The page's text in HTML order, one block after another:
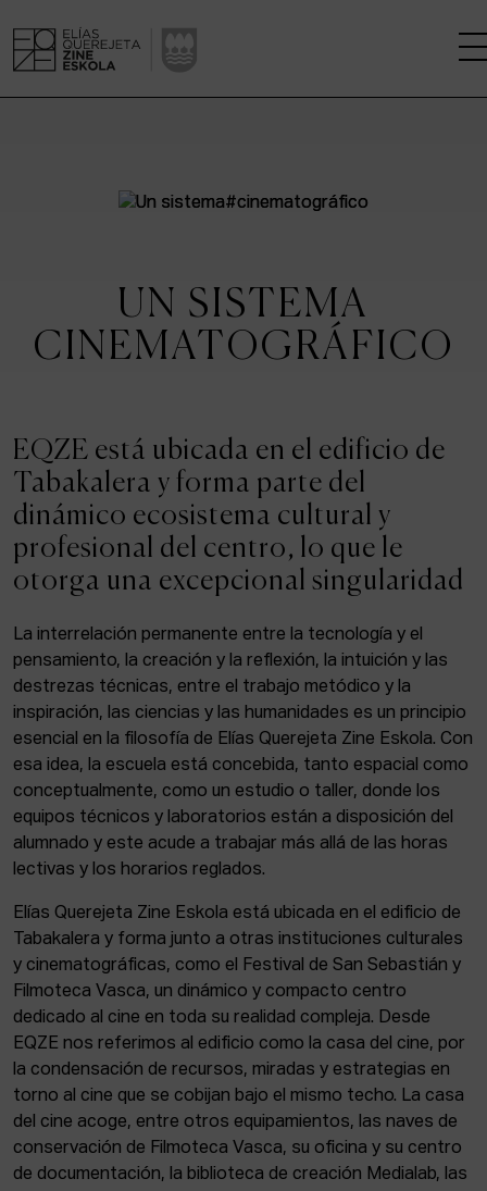
CENTRO DE INVESTIGACIÓN
KINOFABRIKA
LA CASA DEL CINE
ACTUALIDAD
Admisión
Intranet
Facebook Equis Instagram
© Elías Querejeta Zine Eskola 2026
Tabakalera · Andre zigarrogileak plaza, 1
20012 Donostia / San Sebastián
T. 0034 943 545 005
E. info@zine-eskola.eus
UN SISTEMA
CINEMATOGRÁFICO
EQZE está ubicada en el edificio de
Tabakalera y forma parte del
dinámico ecosistema cultural y
profesional del centro, lo que le
otorga una excepcional singularidad
La interrelación permanente entre la tecnología y el
pensamiento, la creación y la reflexión, la intuición y las
destrezas técnicas, entre el trabajo metódico y la
inspiración, las ciencias y las humanidades es un principio
esencial en la filosofía de Elías Querejeta Zine Eskola. Con
esa idea, la escuela está concebida, tanto espacial como
conceptualmente, como un estudio o taller, donde los
equipos técnicos y laboratorios están a disposición del
alumnado y este acude a trabajar más allá de las horas
lectivas y los horarios reglados.
Elías Querejeta Zine Eskola está ubicada en el edificio de
Tabakalera y forma junto a otras instituciones culturales
y cinematográficas, como el Festival de San Sebastián y
Filmoteca Vasca, un dinámico y compacto centro
dedicado al cine en toda su realidad compleja. Desde
EQZE nos referimos al edificio como la casa del cine, por
la condensación de recursos, miradas y estrategias en
torno al cine que se cobijan bajo el mismo techo. La casa
del cine acoge, entre otros equipamientos, las naves de
conservación de Filmoteca Vasca, su oficina y su centro
de documentación, la biblioteca de creación Medialab, las